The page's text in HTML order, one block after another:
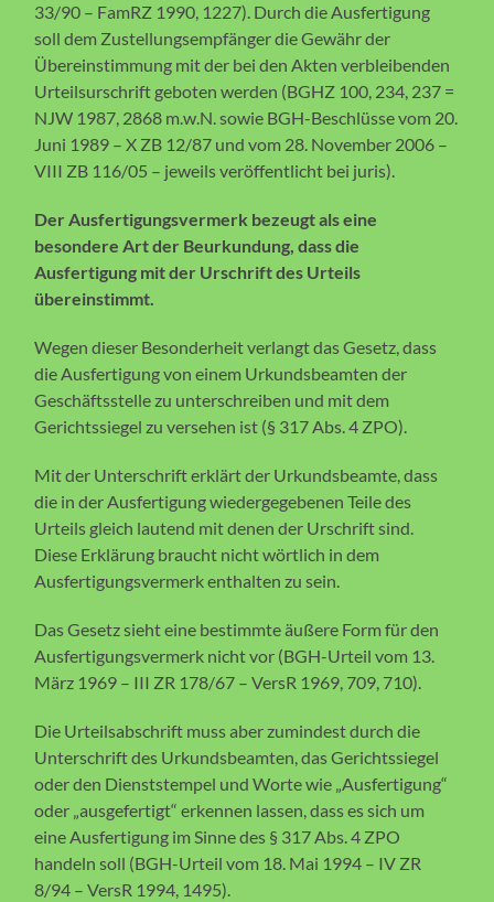
33/90 – FamRZ 1990, 1227). Durch die Ausfertigung
soll dem Zustellungsempfänger die Gewähr der
Übereinstimmung mit der bei den Akten verbleibenden
Urteilsurschrift geboten werden (BGHZ 100, 234, 237 =
NJW 1987, 2868 m.w.N. sowie BGH-Beschlüsse vom 20.
Juni 1989 – X ZB 12/87 und vom 28. November 2006 –
VIII ZB 116/05 – jeweils veröffentlicht bei juris).
Der Ausfertigungsvermerk bezeugt als eine
besondere Art der Beurkundung, dass die
Ausfertigung mit der Urschrift des Urteils
übereinstimmt.
Wegen dieser Besonderheit verlangt das Gesetz, dass
die Ausfertigung von einem Urkundsbeamten der
Geschäftsstelle zu unterschreiben und mit dem
Gerichtssiegel zu versehen ist (§ 317 Abs. 4 ZPO).
Mit der Unterschrift erklärt der Urkundsbeamte, dass
die in der Ausfertigung wiedergegebenen Teile des
Urteils gleich lautend mit denen der Urschrift sind.
Diese Erklärung braucht nicht wörtlich in dem
Ausfertigungsvermerk enthalten zu sein.
Das Gesetz sieht eine bestimmte äußere Form für den
Ausfertigungsvermerk nicht vor (BGH-Urteil vom 13.
März 1969 – III ZR 178/67 – VersR 1969, 709, 710).
Die Urteilsabschrift muss aber zumindest durch die
Unterschrift des Urkundsbeamten, das Gerichtssiegel
oder den Dienststempel und Worte wie „Ausfertigung“
oder „ausgefertigt“ erkennen lassen, dass es sich um
eine Ausfertigung im Sinne des § 317 Abs. 4 ZPO
handeln soll (BGH-Urteil vom 18. Mai 1994 – IV ZR
8/94 – VersR 1994, 1495).